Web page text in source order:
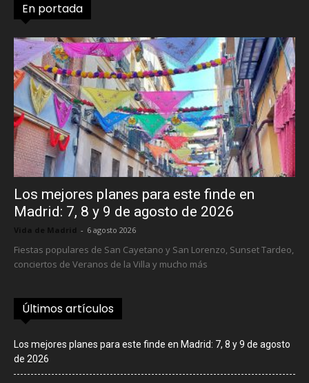
En portada
Los mejores planes para este finde en
Madrid: 7, 8 y 9 de agosto de 2026
Vida de Madrid - 6 agosto 2026
Fiestas populares de San Cayetano y San Lorenzo, Sunset Tardeo,
conciertos de Veranos de la Villa y mucho más
Últimos artículos
Los mejores planes para este finde en Madrid: 7, 8 y 9 de agosto
de 2026